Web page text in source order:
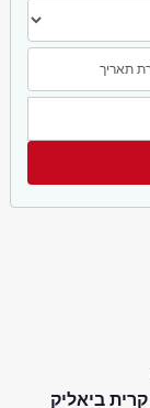
קרית ביאליק